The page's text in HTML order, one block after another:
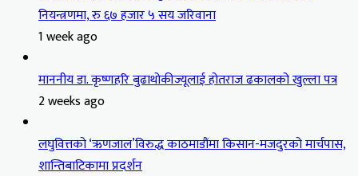
नियन्त्रणमा, रु ६७ हजार ५ सय जरिवाना
1 week ago
माननीय डा. कृष्णहरि बुढाथोकीज्यूलाई होतराज ढकालको खुल्ला पत्र
2 weeks ago
लघुवित्तको ‘ऋणजाल’विरुद्ध काठमाडौंमा किसान-मजदुरको मार्चपास,
शान्तिबाटिकामा प्रदर्शन